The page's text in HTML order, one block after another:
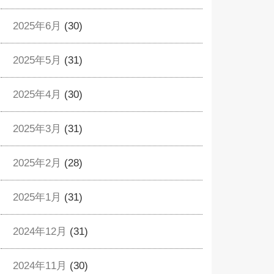
2025年6月 (30)
2025年5月 (31)
2025年4月 (30)
2025年3月 (31)
2025年2月 (28)
2025年1月 (31)
2024年12月 (31)
2024年11月 (30)